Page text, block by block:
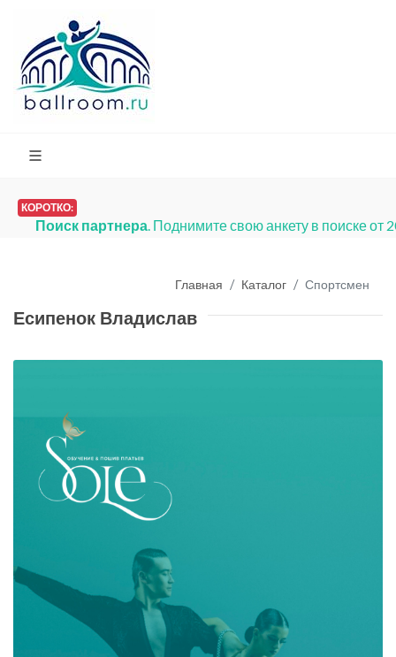
КОРОТКО:
Поиск партнера. Поднимите свою анкету в поиске от
Главная Каталог Спортсмен
Есипенок Владислав